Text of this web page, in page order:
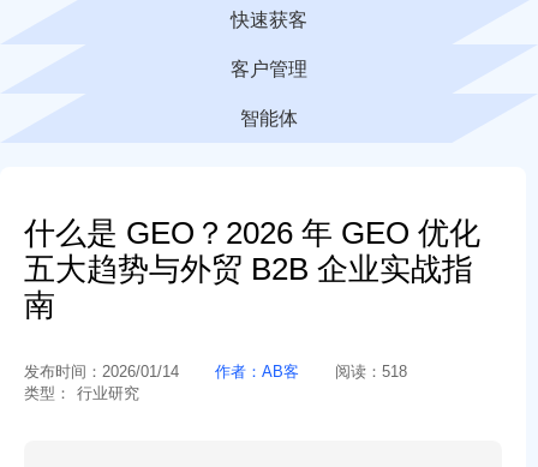
快速获客
客户管理
智能体
什么是 GEO？2026 年 GEO 优化
五大趋势与外贸 B2B 企业实战指
南
发布时间： 2026/01/14 作者： AB客 阅读： 518
类型：
行业研究